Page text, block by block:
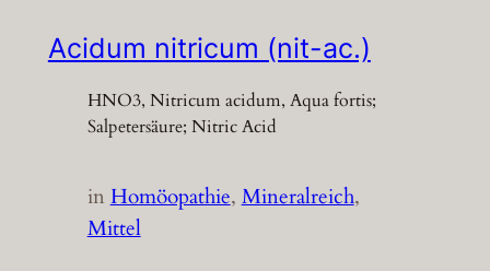
Acidum nitricum (nit-ac.)
HNO3, Nitricum acidum, Aqua fortis;
Salpetersäure; Nitric Acid
inHomöopathie, Mineralreich
Mittel